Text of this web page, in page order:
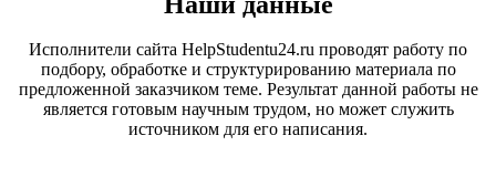
Исполнители сайта HelpStudentu24.ru проводят работу по
подбору, обработке и структурированию материала по
предложенной заказчиком теме. Результат данной работы не
является готовым научным трудом, но может служить
источником для его написания.